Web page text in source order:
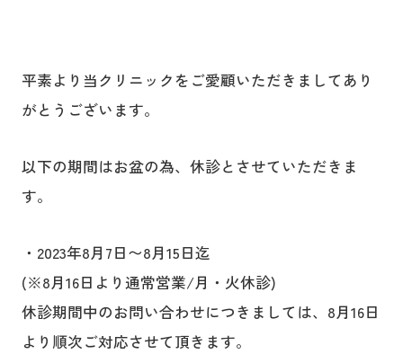
平素より当クリニックをご愛顧いただきましてあり
がとうございます。
以下の期間はお盆の為、休診とさせていただきま
す。
・2023年8月7日〜8月15日迄
(※8月16日より通常営業/月・火休診)
休診期間中のお問い合わせにつきましては、8月16日
より順次ご対応させて頂きます。